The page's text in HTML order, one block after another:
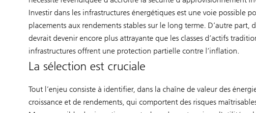
Investir dans les infrastructures énergétiques est une voie possible
placements aux rendements stables sur le long terme. D’autre
devrait devenir encore plus attrayante que les classes d’actifs
infrastructures offrent une protection partielle contre l’inflation.
La sélection est cruciale
Tout l’enjeu consiste à identifier, dans la chaîne de valeur des
croissance et de rendements, qui comportent des risques